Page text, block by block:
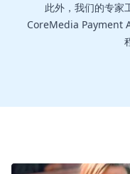
此外，我们的专家
CoreMedia Payment